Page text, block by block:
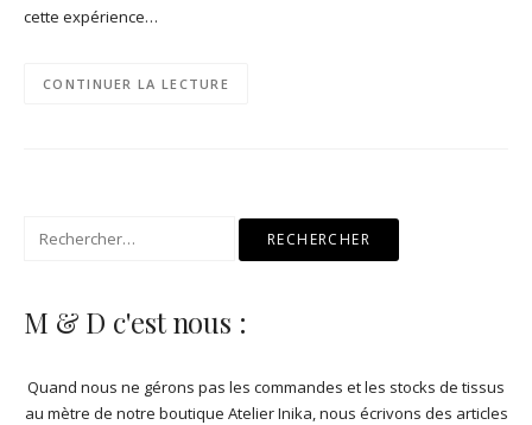
cette expérience…
CONTINUER LA LECTURE
Rechercher :
M & D c'est nous :
Quand nous ne gérons pas les commandes et les stocks de tissus
au mètre de notre boutique Atelier Inika , nous écrivons des articles